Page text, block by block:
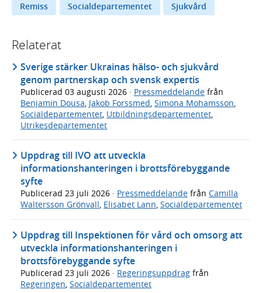
Remiss Socialdepartementet Sjukvård
Relaterat
Sverige stärker Ukrainas hälso- och sjukvård
genom partnerskap och svensk expertis
Publicerad 03 augusti 2026 · Pressmeddelande från
Benjamin Dousa Jakob Forssmed Simona Mohamsson
Socialdepartementet Utbildningsdepartementet
Utrikesdepartementet
Uppdrag till IVO att utveckla
informationshanteringen i brottsförebyggande
syfte
Publicerad 23 juli 2026 · Pressmeddelande från Camilla
Waltersson Grönvall, Elisabet Lann, Socialdepartementet
Uppdrag till Inspektionen för vård och omsorg att
utveckla informationshanteringen i
brottsförebyggande syfte
Publicerad 23 juli 2026 · Regeringsuppdrag från
Regeringen, Socialdepartementet